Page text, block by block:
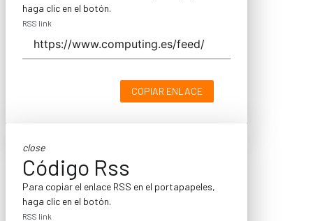
haga clic en el botón.
RSS link
COPIAR ENLACE
close
Código Rss
Para copiar el enlace RSS en el portapapeles,
haga clic en el botón.
RSS link